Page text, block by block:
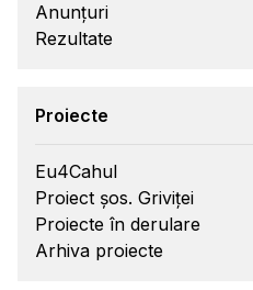
Anunțuri
Rezultate
Proiecte
Eu4Cahul
Proiect șos. Griviței
Proiecte în derulare
Arhiva proiecte